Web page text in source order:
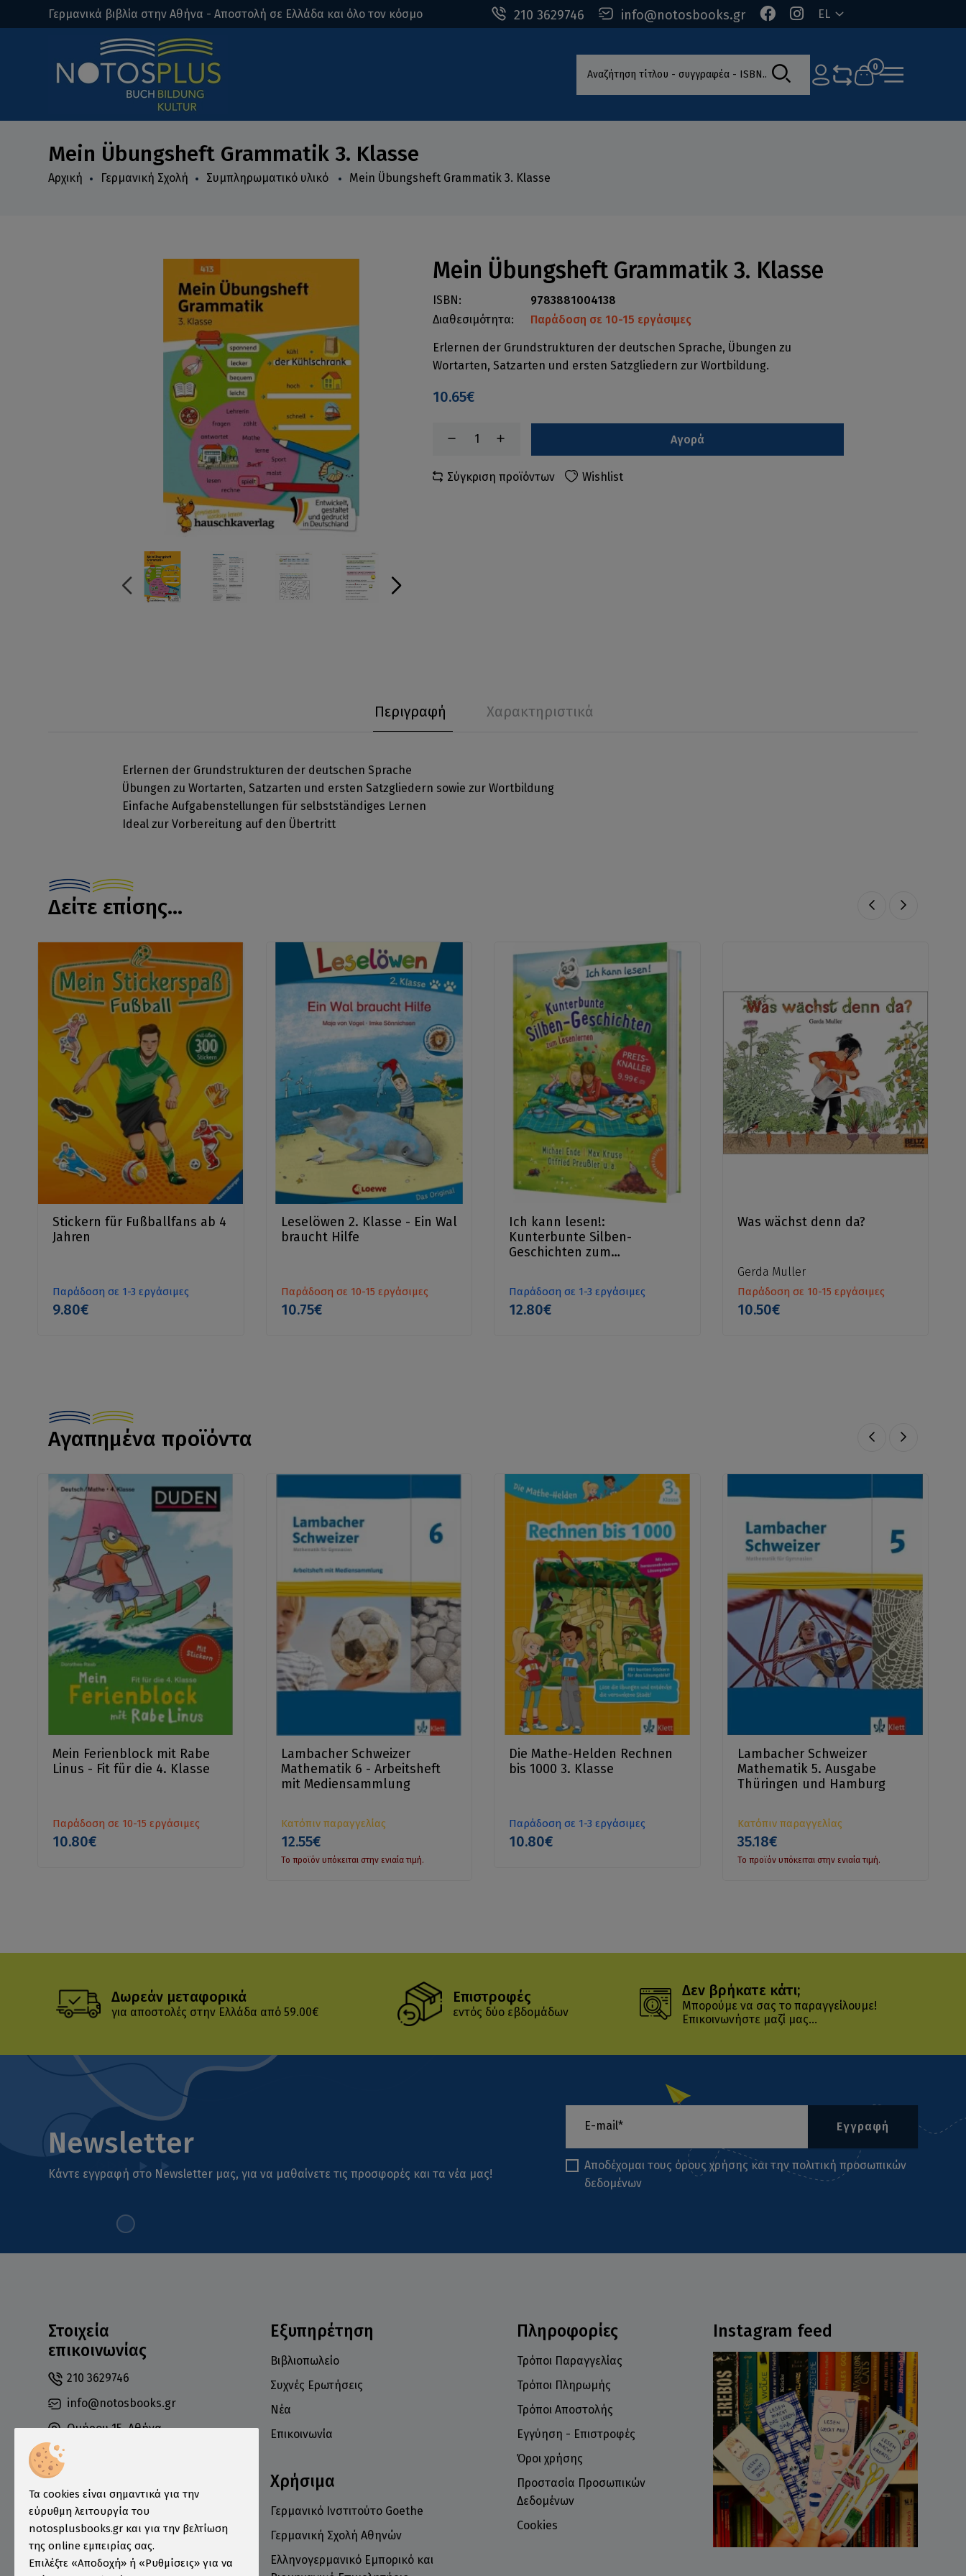
210 3629746 info@notosbooks.gr EL
Γερμανικά βιβλία στην Αθήνα - Αποστολή σε Ελλάδα και όλο τον κόσμο
Αναζήτηση τίτλου - συγγραφέα - ISBN 0
Mein Übungsheft Grammatik 3. Klasse
Αρχική Γερμανική Σχολή Συμπληρωματικό υλικό Mein Übungsheft Grammatik 3. Klasse
Mein Übungsheft Grammatik 3. Klasse
ISBN:
9783881004138
Διαθεσιμότητα:
Παράδοση σε 10-15 εργάσιμες
Erlernen der Grundstrukturen der deutschen Sprache, Übungen zu
Wortarten, Satzarten und ersten Satzgliedern zur Wortbildung.
10.65€
Αγορά
Σύγκριση προϊόντων Wishlist
Περιγραφή Χαρακτηριστικά
Erlernen der Grundstrukturen der deutschen Sprache
Übungen zu Wortarten, Satzarten und ersten Satzgliedern sowie zur Wortbildung
Einfache Aufgabenstellungen für selbstständiges Lernen
Ideal zur Vorbereitung auf den Übertritt
Δείτε επίσης...
Stickern für Fußballfans ab 4
Jahren
Παράδοση σε 1-3 εργάσιμες
9.80€
Leselöwen 2. Klasse - Ein Wal
braucht Hilfe
Παράδοση σε 10-15 εργάσιμες
10.75€
Ich kann lesen!:
Kunterbunte Silben-
Geschichten zum
Παράδοση σε 1-3 εργάσιμες
12.80€
Was wächst denn da?
Gerda Muller
Παράδοση σε 10-15 εργάσιμες
10.50€
Αγαπημένα προϊόντα
Mein Ferienblock mit Rabe
Linus - Fit für die 4. Klasse
Παράδοση σε 10-15 εργάσιμες
10.80€
Lambacher Schweizer
Mathematik 6 - Arbeitsheft
mit Mediensammlung
Κατόπιν παραγγελίας
12.55€
Το προϊόν υπόκειται στην ενιαία τιμή.
Die Mathe-Helden Rechnen
bis 1000 3. Klasse
Παράδοση σε 1-3 εργάσιμες
10.80€
Lambacher Schweizer
Mathematik 5. Ausgabe
Thüringen und Hamburg
Κατόπιν παραγγελίας
35.18€
Το προϊόν υπόκειται στην ενιαία τιμή.
Δωρεάν μεταφορικά
για αποστολές στην Ελλάδα από 59.00€
Επιστροφές
εντός δύο εβδομάδων
Δεν βρήκατε κάτι;
Μπορούμε να σας το παραγγείλουμε!
Επικοινωνήστε μαζί μας...
Newsletter
Κάντε εγγραφή στο Newsletter μας, για να μαθαίνετε τις προσφορές και τα νέα μας!
Εγγραφή
Αποδέχομαι τους όρους χρήσης και την πολιτική προσωπικών
δεδομένων
Στοιχεία
επικοινωνίας
210 3629746
info@notosbooks.gr
Ομήρου 15, Αθήνα
Δευτέρα: 10:00-18:00
Τρίτη: 10:00-19:00
Τετάρτη: 10:00-18:00
Instagram feed
Εξυπηρέτηση
Βιβλιοπωλείο
Συχνές Ερωτήσεις
Νέα
Επικοινωνία
Χρήσιμα
Γερμανικό Ινστιτούτο Goethe
Γερμανική Σχολή Αθηνών
Ελληνογερμανικό Εμπορικό και
Πληροφορίες
Τρόποι Παραγγελίας
Τρόποι Πληρωμής
Τρόποι Αποστολής
Εγγύηση - Επιστροφές
Όροι χρήσης
Προστασία Προσωπικών
Δεδομένων
Cookies
Τα cookies είναι σημαντικά για την
εύρυθμη λειτουργία του
notosplusbooks.gr και για την βελτίωση
της online εμπειρίας σας.
Επιλέξτε «Αποδοχή» ή «Ρυθμίσεις» για να